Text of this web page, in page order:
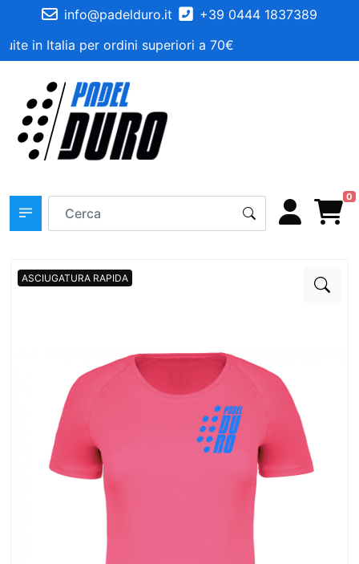
info@padelduro.it
+39 0444 1837389
in Italia per ordini superiori a 70€
0
ASCIUGATURA RAPIDA